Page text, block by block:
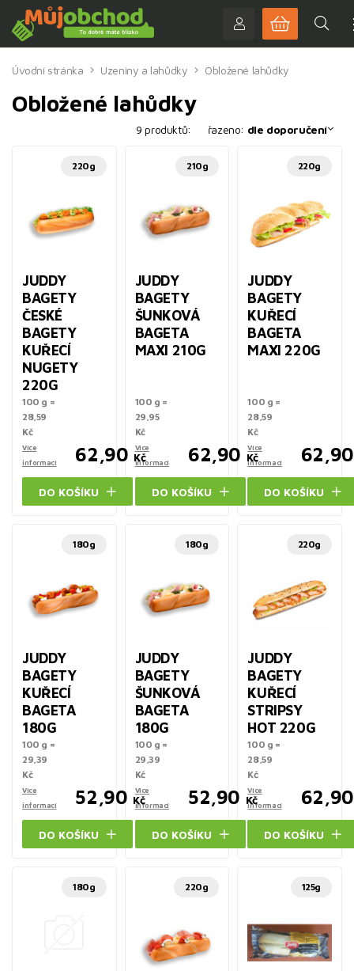
Úvodní stránka Uzeniny a lahůdky Obložené lahůdky
Obložené lahůdky
9 produktů: řazeno: dle doporučení
220g
JUDDY
BAGETY
ČESKÉ
BAGETY
KUŘECÍ
NUGETY
220G
100 g =
28,59
Kč
Více
informací
62,90 Kč
DO KOŠÍKU
210g
JUDDY
BAGETY
ŠUNKOVÁ
BAGETA
MAXI 210G
100 g =
29,95
Kč
Více
informací
62,90 Kč
DO KOŠÍKU
220g
JUDDY
BAGETY
KUŘECÍ
BAGETA
MAXI 220G
100 g =
28,59
Kč
Více
informací
62,90
DO KOŠÍKU
180g
JUDDY
BAGETY
KUŘECÍ
BAGETA
180G
100 g =
29,39
Kč
Více
informací
52,90 Kč
DO KOŠÍKU
180g
JUDDY
BAGETY
ŠUNKOVÁ
BAGETA
180G
100 g =
29,39
Kč
Více
informací
52,90 Kč
DO KOŠÍKU
220g
JUDDY
BAGETY
KUŘECÍ
STRIPSY
HOT 220G
100 g =
28,59
Kč
Více
informací
62,90
DO KOŠÍKU
180g 220g 125g